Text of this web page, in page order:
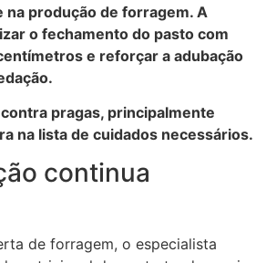
produção de forragem. A
o fechamento do pasto com
e reforçar a adubação
pragas, principalmente
na lista de cuidados necessários.
continua
de forragem, o especialista